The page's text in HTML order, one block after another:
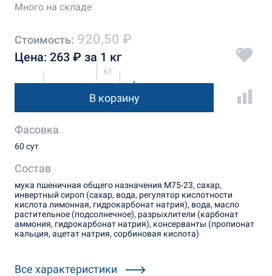
Много на складе
Стоимость: 920,50 ₽
Цена: 263 ₽ за 1 кг
кг
В корзину
Фасовка
60 сут
Состав
мука пшеничная общего назначения М75-23, сахар,
инвертный сироп (сахар, вода, регулятор кислотности
кислота лимонная, гидрокарбонат натрия), вода, масло
растительное (подсолнечное), разрыхлители (карбонат
аммония, гидрокарбонат натрия), консерванты (пропионат
кальция, ацетат натрия, сорбиновая кислота)
Все характеристики